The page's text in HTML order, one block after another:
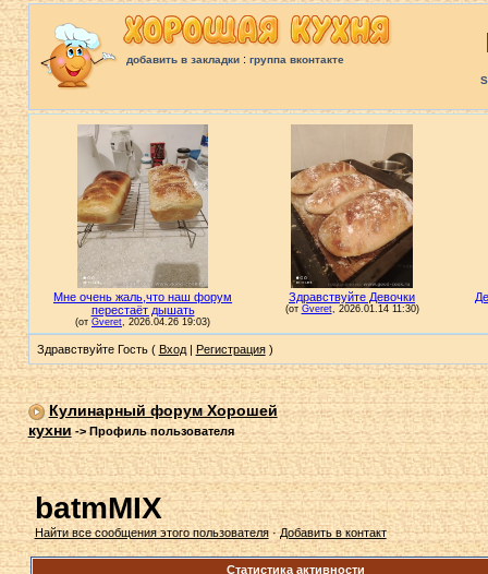
добавить в закладки: группа вконтакте
Здравствуйте Гость ( Вход| Регистрация)
Кулинарный форум Хорошей
кухни->Профиль пользователя
batmMIX
Найти все сообщения этого пользователя·Добавить в контакт
Статистика активности